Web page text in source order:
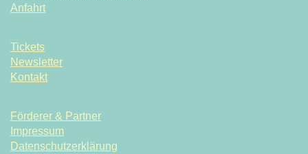
Anfahrt
Tickets
Newsletter
Kontakt
Förderer & Partner
Impressum
Datenschutzerklärung